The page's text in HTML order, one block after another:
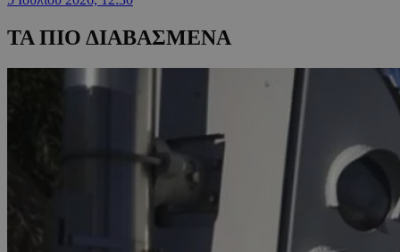
ΤΑ ΠΙΟ ΔΙΑΒΑΣΜΕΝΑ